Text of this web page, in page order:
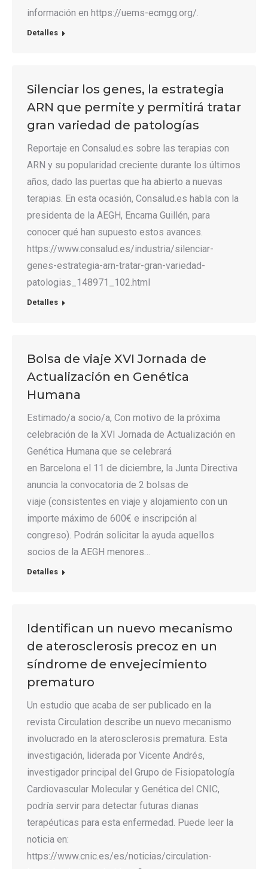
información en https://uems-ecmgg.org/.
Detalles
Silenciar los genes, la estrategia
ARN que permite y permitirá tratar
gran variedad de patologías
Reportaje en Consalud.es sobre las terapias con
ARN y su popularidad creciente durante los últimos
años, dado las puertas que ha abierto a nuevas
terapias. En esta ocasión, Consalud.es habla con la
presidenta de la AEGH, Encarna Guillén, para
conocer qué han supuesto estos avances.
https://www.consalud.es/industria/silenciar-
genes-estrategia-arn-tratar-gran-variedad-
patologias_148971_102.html
Detalles
Bolsa de viaje XVI Jornada de
Actualización en Genética
Humana
Estimado/a socio/a, Con motivo de la próxima
celebración de la XVI Jornada de Actualización en
Genética Humana que se celebrará
en Barcelona el 11 de diciembre, la Junta Directiva
anuncia la convocatoria de 2 bolsas de
viaje (consistentes en viaje y alojamiento con un
importe máximo de 600€ e inscripción al
congreso). Podrán solicitar la ayuda aquellos
socios de la AEGH menores…
Detalles
Identifican un nuevo mecanismo
de aterosclerosis precoz en un
síndrome de envejecimiento
prematuro
Un estudio que acaba de ser publicado en la
revista Circulation describe un nuevo mecanismo
involucrado en la aterosclerosis prematura. Esta
investigación, liderada por Vicente Andrés,
investigador principal del Grupo de Fisiopatología
Cardiovascular Molecular y Genética del CNIC,
podría servir para detectar futuras dianas
terapéuticas para esta enfermedad. Puede leer la
noticia en:
https://www.cnic.es/es/noticias/circulation-